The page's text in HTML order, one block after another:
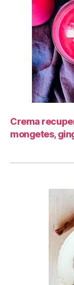
Crema
mongetes,